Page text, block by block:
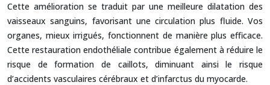
Cette amélioration se traduit par une meilleure dilatation des
vaisseaux sanguins, favorisant une circulation plus fluide. Vos
organes, mieux irrigués, fonctionnent de manière plus efficace.
Cette restauration endothéliale contribue également à réduire le
risque de formation de caillots, diminuant ainsi le risque
d’accidents vasculaires cérébraux et d’infarctus du myocarde.